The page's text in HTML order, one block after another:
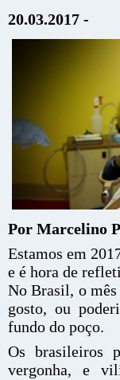
20.03.2017 -
Por Marcelino
Estamos em
e é hora de
No Brasil, o
gosto, ou
fundo do poço.
Os brasileiros
vergonha, e